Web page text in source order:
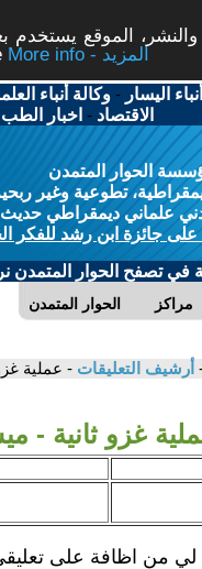
الموقع يستخدم
More info - المزيد
اليسار -وكالة أنباء
الاقتصاد - اخبار
الحوار المتمدن
تطوعية وغير
علماني ديمقراطي حديث
جائزة ابن رشد للفكر
في تصفح الحوار المتمدن
الحوار المتمدن مراكز
أرشيف التعليقات - عملية
غزو ثانية -
لي من اظافة على